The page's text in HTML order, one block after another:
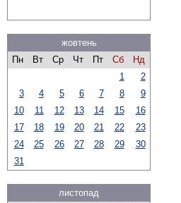
жовтень
Пн
Вт Ср Чт Пт Сб
Нд
1
2
3
4 5 6 7 8
9
10
11 12 13 14 15
16
17
18 19 20 21 22
23
24
25 26 27 28 29
30
31
листопад